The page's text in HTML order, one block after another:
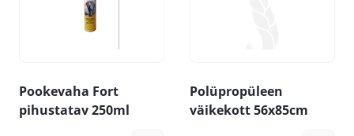
Pookevaha Fort
pihustatav 250ml
Polüpropüleen
väikekott 56x85cm